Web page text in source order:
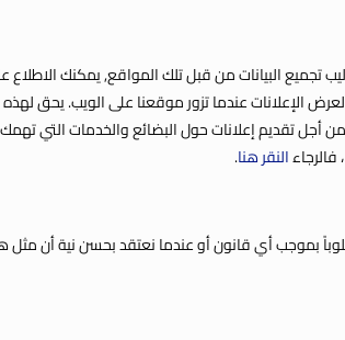
تجميع البيانات من قبل تلك المواقع, يمكنك
الإعلانات عندما تزور موقعنا على الويب. يحق
أجل تقديم إعلانات حول البضائع والخدمات التي
النقر هنا.
بموجب أي قانون أو عندما نعتقد بحسن نية أن مثل